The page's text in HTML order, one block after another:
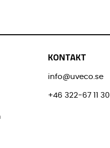
KONTAKT
info@uveco.se
+46 322-67 11 30